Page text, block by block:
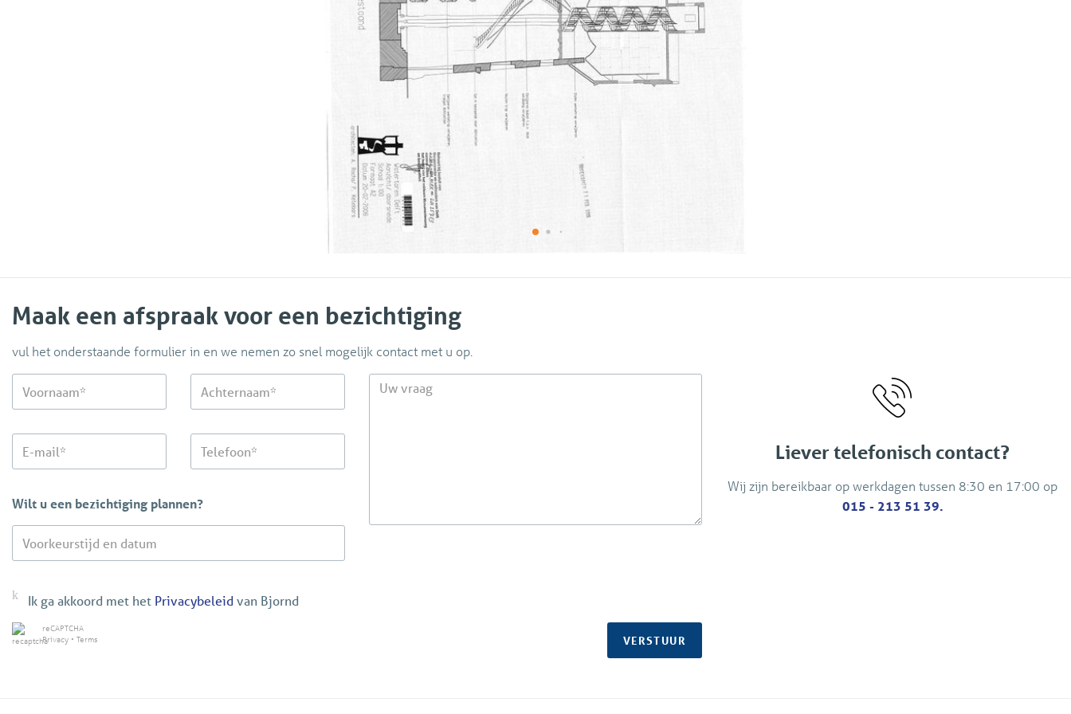
Maak een afspraak voor een bezichtiging
vul het onderstaande formulier in en we nemen zo snel mogelijk contact met u op.
Wilt u een bezichtiging plannen?
Ik ga akkoord met het Privacybeleidvan Bjornd
reCAPTCHA
Privacy • Terms VERSTUUR
Liever telefonisch contact?
Wij zijn bereikbaar op werkdagen tussen 8:30 en 17:00 op
015 - 213 51 39.